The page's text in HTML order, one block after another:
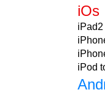
iOs
iPad2
iPod